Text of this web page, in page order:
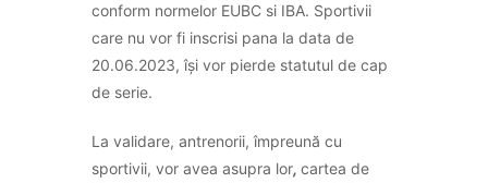
conform normelor EUBC si IBA. Sportivii
care nu vor fi inscrisi pana la data de
20.06.2023, își vor pierde statutul de cap
de serie.
La validare, antrenorii, împreună cu
sportivii, vor avea asupra lor, cartea de